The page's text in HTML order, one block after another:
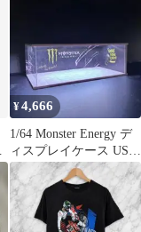
¥4,666
1/64 Monster Energy デ
ィスプレイケース USB
給電 LED